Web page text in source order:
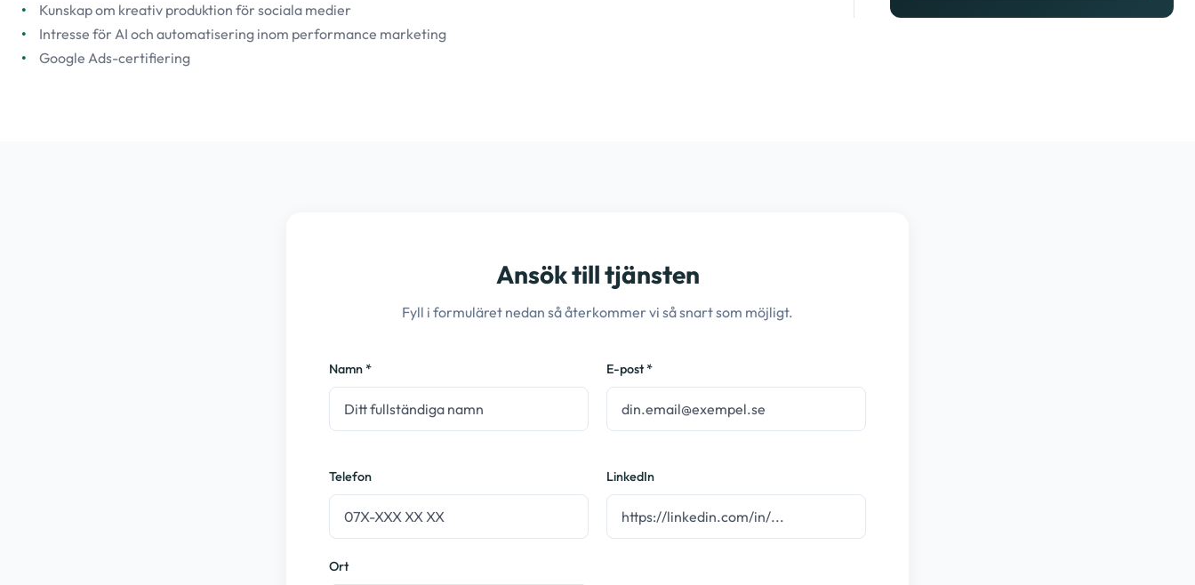
Kunskap om kreativ produktion för sociala medier
Intresse för AI och automatisering inom performance marketing
Google Ads-certifiering
Ansök till tjänsten
Fyll i formuläret nedan så återkommer vi så snart som möjligt.
Namn * E-post *
Telefon LinkedIn
Ort